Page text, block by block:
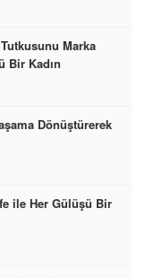
Marka
Bir Kadın
Dönüştürerek
ile Her Gülüşü Bir